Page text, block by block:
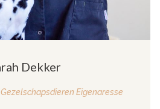
Dekker
Eigenaresse